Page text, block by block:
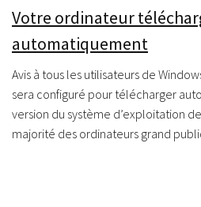
Votre ordinateur
automatiquement
Avis à tous les utilisateurs de
sera configuré pour télécharger
version du système d’exploitation
majorité des ordinateurs grand